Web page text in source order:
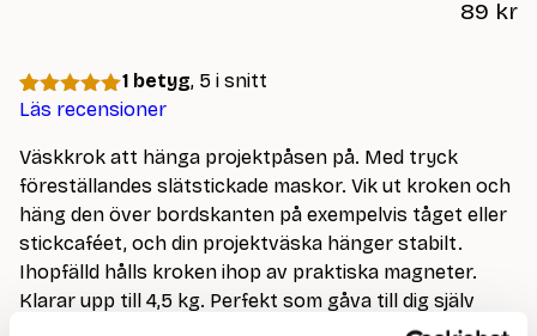
89 kr
Betygsatt5
baserat på
1
kundrecension
1 betyg, 5 i snitt
Läs recensioner
Väskkrok att hänga projektpåsen på. Med tryck
föreställandes slätstickade maskor. Vik ut kroken och
häng den över bordskanten på exempelvis tåget eller
stickcaféet, och din projektväska hänger stabilt.
Ihopfälld hålls kroken ihop av praktiska magneter.
Klarar upp till 4,5 kg. Perfekt som gåva till dig själv